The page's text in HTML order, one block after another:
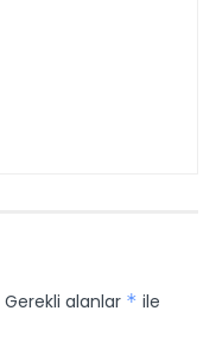
Gerekli alanlar * ile